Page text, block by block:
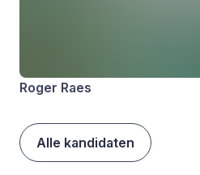
Roger Raes
Alle kandidaten